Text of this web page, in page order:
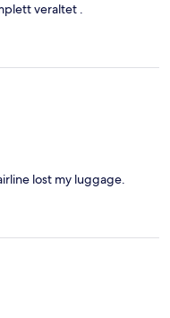
veraltet .
lost my luggage.